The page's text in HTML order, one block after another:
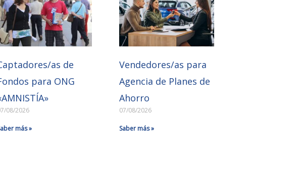
as de
para ONG
08/2026
más »
Vendedores/as para
Agencia de Planes de
Ahorro
07/08/2026
Saber más »